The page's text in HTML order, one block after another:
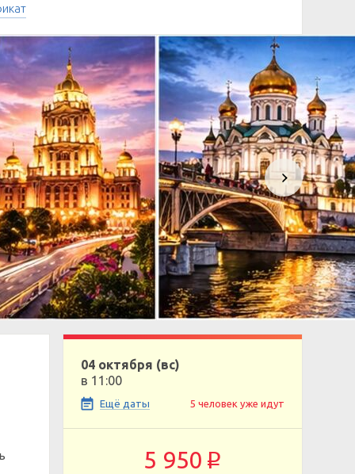
04 октября (вс)
в 11:00
Ещё даты 5 человек уже идут
5 950 p